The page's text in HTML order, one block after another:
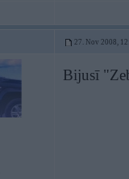
27. Nov 2008,
Bijusī